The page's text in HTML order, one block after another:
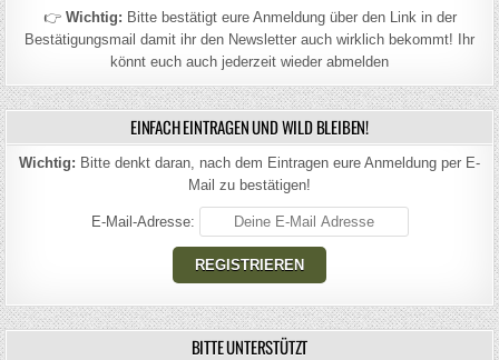
👉 Wichtig: Bitte bestätigt eure Anmeldung über den Link in der
Bestätigungsmail damit ihr den Newsletter auch wirklich bekommt! Ihr
könnt euch auch jederzeit wieder abmelden
EINFACH EINTRAGEN UND WILD BLEIBEN!
Wichtig: Bitte denkt daran, nach dem Eintragen eure Anmeldung per E-
Mail zu bestätigen!
E-Mail-Adresse:
BITTE UNTERSTÜTZT